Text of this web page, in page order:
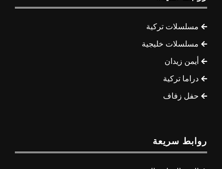
مسلسلات تركية
مسلسلات خليجية
أيمن زيدان
دراما تركية
حفل زفاف
روابط سريعة